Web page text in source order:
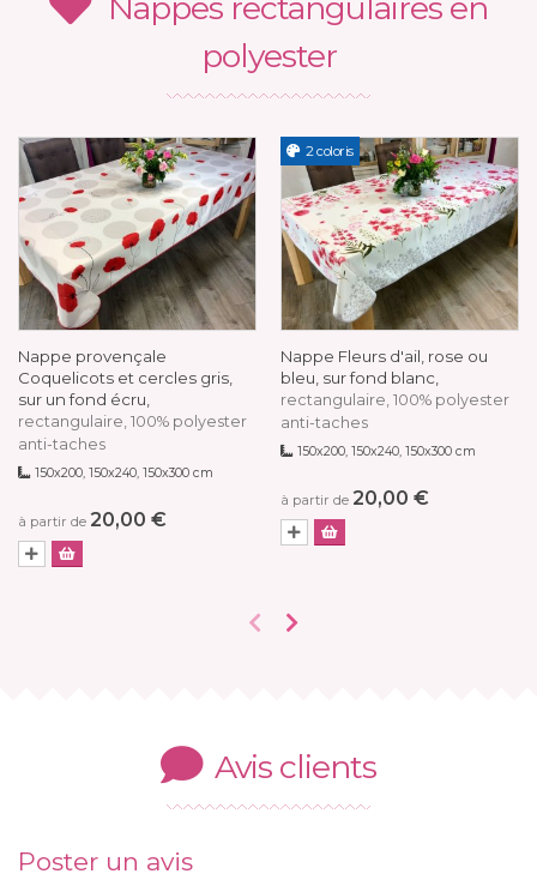
polyester
Nappe provençale
Coquelicots et cercles gris,
sur un fond écru,
rectangulaire, 100% polyester
anti-taches
150x200, 150x240, 150x300 cm
à partir de 20,00 €
2 coloris
Nappe Fleurs d'ail, rose ou
bleu, sur fond blanc,
rectangulaire, 100% polyester
anti-taches
150x200, 150x240, 150x300 cm
à partir de 20,00 €
Avis clients
Poster un avis